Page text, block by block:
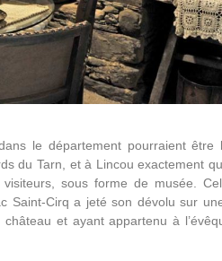
le département pourraient être
du Tarn, et à Lincou exactement
sous forme de musée.
Saint-Cirq a jeté son dévolu sur
et ayant appartenu à